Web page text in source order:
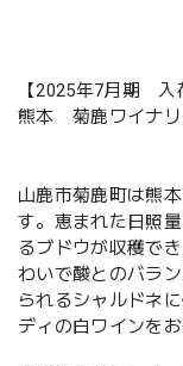
【2025年7月期 入
熊本 菊鹿ワイナ
山鹿市菊鹿町は熊
す。恵まれた日照
るブドウが収穫で
わいで酸とのバラ
られるシャルドネ
ディの白ワインを